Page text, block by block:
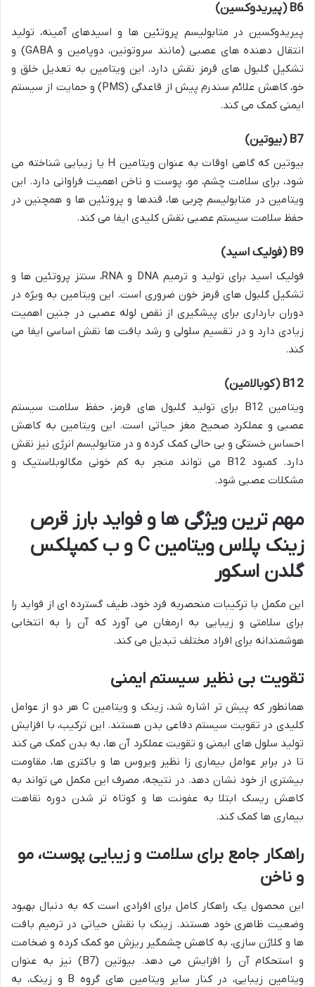
B6 (پیریدوکسین)
پیریدوکسین در متابولیسم پروتئین ها و اسیدهای آمینه، تولید
انتقال دهنده های عصبی (مانند سروتونین، دوپامین و GABA) و
تشکیل گلبول های قرمز نقش دارد. این ویتامین به تعدیل خلق و
خو، کاهش علائم سندرم پیش از قاعدگی (PMS) و حمایت از سیستم
ایمنی کمک می کند.
B7 (بیوتین)
بیوتین که گاهی اوقات به عنوان ویتامین H یا زیبایی شناخته می
شود، برای سلامت چشم، مو، پوست و ناخن اهمیت فراوانی دارد. این
ویتامین در متابولیسم چربی ها، قندها و پروتئین ها و همچنین در
حفظ سلامت سیستم عصبی نقش کلیدی ایفا می کند.
B9 (فولیک اسید)
فولیک اسید برای تولید و ترمیم DNA و RNA، سنتز پروتئین ها و
تشکیل گلبول های قرمز خون ضروری است. این ویتامین به ویژه در
دوران بارداری برای پیشگیری از نقص لوله عصبی در جنین اهمیت
زیادی دارد و در تقسیم سلولی و رشد بافت ها نقش اساسی ایفا می
کند.
B12 (کوبالامین)
ویتامین B12 برای تولید گلبول های قرمز، حفظ سلامت سیستم
عصبی و عملکرد صحیح مغز حیاتی است. این ویتامین به کاهش
احساس خستگی و بی حالی کمک کرده و در متابولیسم انرژی نیز نقش
دارد. کمبود B12 می تواند منجر به کم خونی مگالوبلاستیک و
مشکلات عصبی شود.
مهم ترین ویژگی ها و فواید بارز قرص
زینک پلاس ویتامین C و ب کمپلکس
گلدن اسکور
این مکمل با ترکیبات منحصربه فرد خود، طیف گسترده ای از فواید را
برای سلامتی و زیبایی به ارمغان می آورد که آن را به انتخابی
هوشمندانه برای افراد مختلف تبدیل می کند.
تقویت بی نظیر سیستم ایمنی
همانطور که پیش تر اشاره شد، زینک و ویتامین C هر دو از عوامل
کلیدی در تقویت سیستم دفاعی بدن هستند. این ترکیب، با افزایش
تولید سلول های ایمنی و تقویت عملکرد آن ها، به بدن کمک می کند
تا در برابر عوامل بیماری زا نظیر ویروس ها و باکتری ها، مقاومت
بیشتری از خود نشان دهد. در نتیجه، مصرف این مکمل می تواند به
کاهش ریسک ابتلا به عفونت ها و کوتاه تر شدن دوره نقاهت
بیماری ها کمک کند.
راهکار جامع برای سلامت و زیبایی پوست، مو
و ناخن
این محصول یک راهکار کامل برای افرادی است که به دنبال بهبود
وضعیت ظاهری خود هستند. زینک با نقش حیاتی در ترمیم بافت
ها و کلاژن سازی، به کاهش چشمگیر ریزش مو کمک کرده و ضخامت
و استحکام آن را افزایش می دهد. بیوتین (B7) نیز به عنوان
ویتامین زیبایی، در کنار سایر ویتامین های گروه B و زینک، به